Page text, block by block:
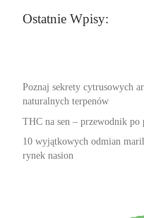
Ostatnie Wpisy:
Poznaj sekrety cytrusowych
naturalnych terpenów
THC na sen – przewodnik po
10 wyjątkowych odmian
rynek nasion